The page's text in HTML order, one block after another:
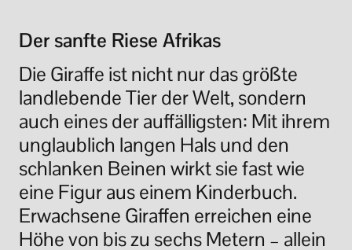
Der sanfte Riese Afrikas
Die Giraffe ist nicht nur das größte
landlebende Tier der Welt, sondern
auch eines der auffälligsten: Mit ihrem
unglaublich langen Hals und den
schlanken Beinen wirkt sie fast wie
eine Figur aus einem Kinderbuch.
Erwachsene Giraffen erreichen eine
Höhe von bis zu sechs Metern – allein